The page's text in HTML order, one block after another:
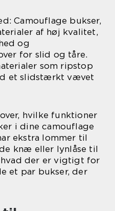
Camouflage bukser,
af høj kvalitet,
og
for slid og tåre.
som ripstop
et slidstærkt vævet
hvilke funktioner
i dine camouflage
ekstra lommer til
knæ eller lynlåse til
der er vigtigt for
et par bukser, der